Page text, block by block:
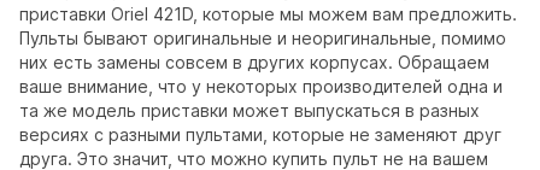
приставки Oriel 421D, которые мы можем вам предложить.
Пульты бывают оригинальные и неоригинальные, помимо
них есть замены совсем в других корпусах. Обращаем
ваше внимание, что у некоторых производителей одна и
та же модель приставки может выпускаться в разных
версиях с разными пультами, которые не заменяют друг
друга. Это значит, что можно купить пульт не на вашем